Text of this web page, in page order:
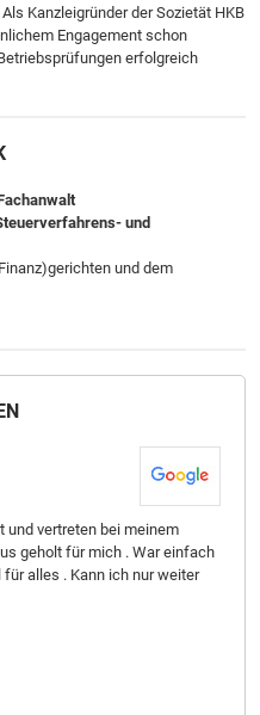
Kanzleigründer der Sozietät HKB
Engagement schon
erfolgreich
und
und dem
und vertreten bei meinem
geholt für mich . War einfach
alles . Kann ich nur weiter